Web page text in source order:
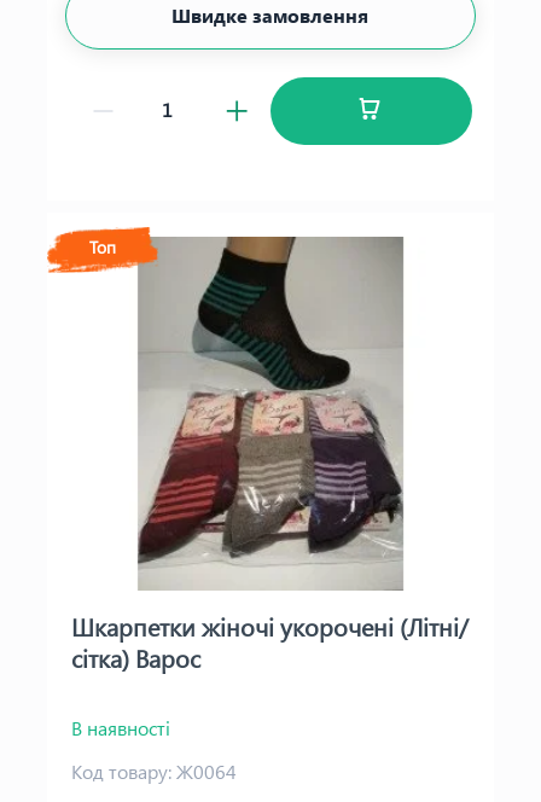
Швидке замовлення
Топ
Шкарпетки жіночі укорочені (Літні/
сітка) Варос
В наявності
Код товару:Ж0064